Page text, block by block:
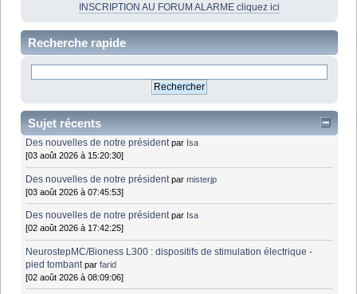
INSCRIPTION AU FORUM ALARME cliquez ici
Recherche rapide
Sujet récents
Des nouvelles de notre président par Isa
[03 août 2026 à 15:20:30]
Des nouvelles de notre président parmisterjp
[03 août 2026 à 07:45:53]
Des nouvelles de notre président par Isa
[02 août 2026 à 17:42:25]
NeurostepMC/Bioness L300 : dispositifs de stimulation électrique -
pied tombant parfarid
[02 août 2026 à 08:09:06]